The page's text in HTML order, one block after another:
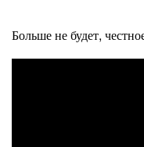
Больше не будет,